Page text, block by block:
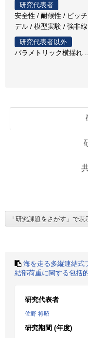
研究代表者
安全性 / 耐候性 / ピッ
デル / 模型実験 / 強非
研究代表者以外
パラメトリック横揺れ
海を走る多縦連結式
結部荷重に関する包括
研究代表者
佐野 将昭
研究期間 (年度)